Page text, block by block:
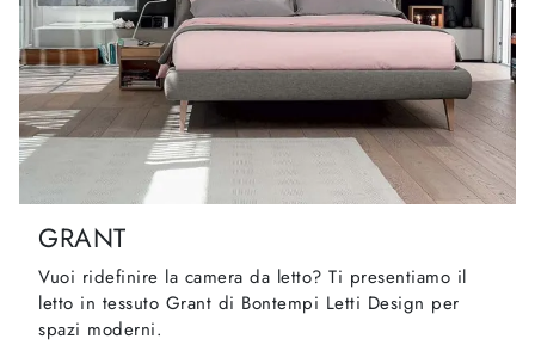
GRANT
Vuoi ridefinire la camera da letto? Ti presentiamo il
letto in tessuto Grant di Bontempi Letti Design per
spazi moderni.